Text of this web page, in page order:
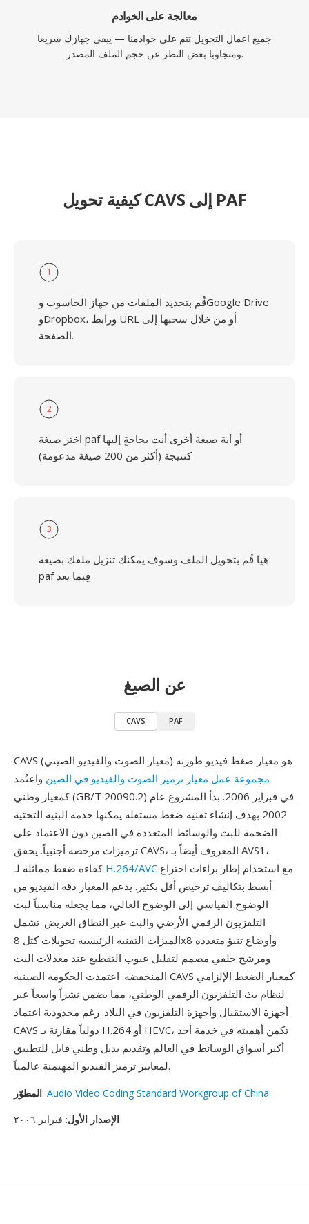
معالجة على الخوادم
جميع اعمال التحويل تتم على خوادمنا — يبقى جهازك سريعا
ومتجاوبا بغض النظر عن حجم الملف المصدر.
كيفية تحويل CAVS إلى PAF
1
قُم بتحديد الملفات من جهاز الحاسوب وGoogle Drive
وDropbox، ورابط URL أو من خلال سحبها إلى
الصفحة.
2
اختر صيغة paf أو أية صيغة أخرى أنت بحاجةٍ إليها
كنتيجة (أكثر من 200 صيغة مدعومة)
3
هيا قُم بتحويل الملف وسوف يمكنك تنزيل ملفك بصيغة
paf فِيما بعد
عن الصيغ
CAVS PAF
CAVS (معيار الصوت والفيديو الصيني) هو معيار ضغط فيديو طورته
مجموعة عمل معيار ترميز الصوت والفيديو في الصين واعتُمد
كمعيار وطني (GB/T 20090.2) في فبراير 2006. بدأ المشروع عام
2002 بهدف إنشاء تقنية ضغط مستقلة يمكنها خدمة البنية التحتية
الضخمة للبث والوسائط المتعددة في الصين دون الاعتماد على
ترميزات مرخصة أجنبياً. يحقق CAVS، المعروف أيضاً بـ AVS1،
كفاءة ضغط مماثلة لـ H.264/AVC
أبسط بتكاليف ترخيص أقل بكثير. يدعم المعيار دقة الفيديو من
الوضوح القياسي إلى الوضوح العالي، مما يجعله مناسباً لبث
التلفزيون الرقمي الأرضي والبث عبر النطاق العريض. تشمل
الميزات التقنية الرئيسية تحويلات كتل 8x8 وأوضاع تنبؤ متعددة
ومرشح حلقي مصمم لتقليل عيوب التقطيع عند معدلات البت
المنخفضة. اعتمدت الحكومة الصينية CAVS كمعيار الضغط الإلزامي
لنظام بث التلفزيون الرقمي الوطني، مما يضمن نشراً واسعاً عبر
أجهزة الاستقبال وأجهزة التلفزيون في البلاد. رغم محدودية اعتماد
CAVS دولياً مقارنة بـ H.264 أو HEVC، تكمن أهميته في خدمة أحد
أكبر أسواق الوسائط في العالم وتقديم بديل وطني قابل للتطبيق
لمعايير ترميز الفيديو المهيمنة عالمياً.
المطوّر: Audio Video Coding Standard Workgroup of China
الإصدار الأول: فبراير ٢٠٠٦